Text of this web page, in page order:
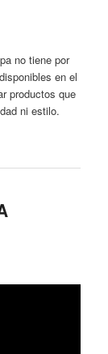
no tiene por
en el
productos que
ni estilo.